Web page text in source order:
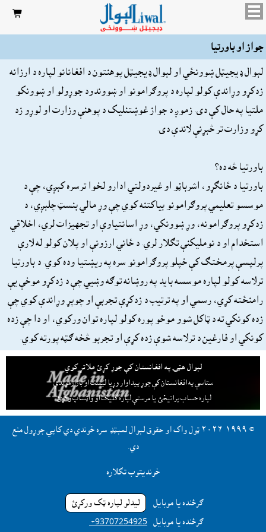

جواز او باورتيا
لېوال ډيجيټل ښوونځي او لېوال ډيجيټل پوهنتون د افغانانو لپاره د ارزانه
زدکړو وړاندې کولو لپاره د پروګرامونو او ښووندود جوړولو او ښوونکو
ملتيا په حال کې دی. زموږ د جواز غوښتنلیک د پوهنې وزارت او لوړو زد
کړو وزارت تر څېړنې لاندې دی.
باورتيا څه ده؟
باورتيا د ځانګړو، اشرباڼو او غیردولتي ادارو لخوا ترسره کېږي، چې د
موسسو تعلیمي پروګرامونو بیاکتنه کوي چې وړ مالي بنسټ چلېږي، د
زدکړو پروګرامونه، وړ ښوونکي، وړ اسانتیاوې او تجهیزات لري، اخلاقي
استخدام او د نومليکنې تګلار لري. د ځاني ارزونې او پلان کولو له لارې
پرلپسې پرمختګ کې خپلو پروګرامونو سره په ریښتیا وده کوي. د باورتيا
ترلاسه کولو لپاره موسسه باید په روښانه توګه وښيي چې د زدکړو موخې یې
رامنځته کړي، رسمي او په ترتيب د زدکړې تجربې او چوپړ وړاندې کوي چې
زده کونکي ته د ټاکل شوو موخو پوره کولو لپاره توان ورکوي، او دا چې زده
کونکي او فارغين د ترلاسه شوې زده کړې او تجربو څخه ګټه پورته کوي.
لېوال هټۍ په افغانستان کې جوړ کړئ ملاتړ کوي
ستاسې په افغانستان کې جوړ پيداوار وړيا ليست او بازارموندې
لپاره حساب پرانيځئ يا مرستې لپاره کليک او واټساپ وکړئ.
© ١٩٩٩-٢٠٢٦ ټول واک او حقوق لېوال لمېټډ سره خوندي دي کاپي جوړول منع
دي.
خونديتوب تګلاره
ګرځنده يا موبايل ليدلو لپاره ټک ورکړئ
ګرځنده يا موبايل ‎ +93707254925